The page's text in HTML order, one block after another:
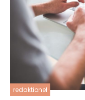
redaktionel